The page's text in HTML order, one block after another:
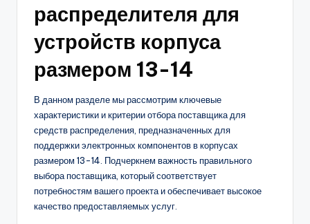
распределителя для
устройств корпуса
размером 13-14
В данном разделе мы рассмотрим ключевые
характеристики и критерии отбора поставщика для
средств распределения, предназначенных для
поддержки электронных компонентов в корпусах
размером 13-14. Подчеркнем важность правильного
выбора поставщика, который соответствует
потребностям вашего проекта и обеспечивает высокое
качество предоставляемых услуг.